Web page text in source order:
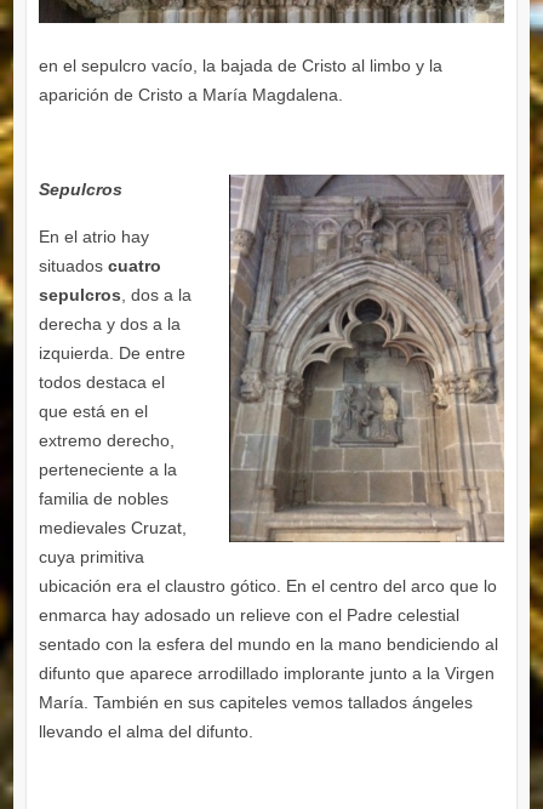
en el sepulcro vacío, la bajada de Cristo al limbo y la
aparición de Cristo a María Magdalena.
Sepulcros
En el atrio hay
situados cuatro
sepulcros, dos a la
derecha y dos a la
izquierda. De entre
todos destaca el
que está en el
extremo derecho,
perteneciente a la
familia de nobles
medievales Cruzat,
cuya primitiva
ubicación era el claustro gótico. En el centro del arco que lo
enmarca hay adosado un relieve con el Padre celestial
sentado con la esfera del mundo en la mano bendiciendo al
difunto que aparece arrodillado implorante junto a la Virgen
María. También en sus capiteles vemos tallados ángeles
llevando el alma del difunto.